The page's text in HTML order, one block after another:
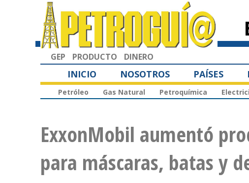
GEP PRODUCTO DINERO
INICIO NOSOTROS PAÍSES
Petróleo Gas Natural Petroquímica
ExxonMobil aumentó
para máscaras, batas y